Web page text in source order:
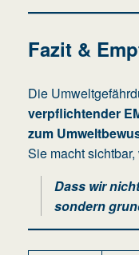
Fazit &
Die
verpflichtender
zum
Sie macht
Dass wir
sondern